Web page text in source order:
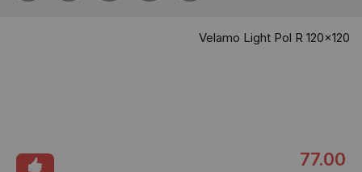
Velamo Light Pol R 120x120
77.00